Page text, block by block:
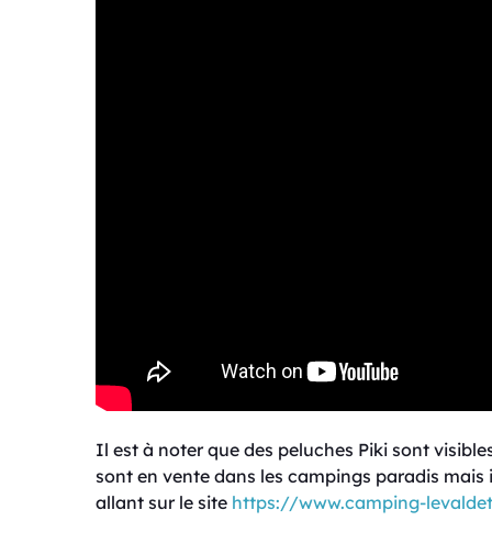
Il est à noter que des peluches Piki sont
sont en vente dans les campings paradis
allant sur le site https://www.camping-